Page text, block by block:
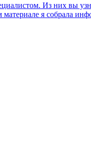
Из них вы
я собрала